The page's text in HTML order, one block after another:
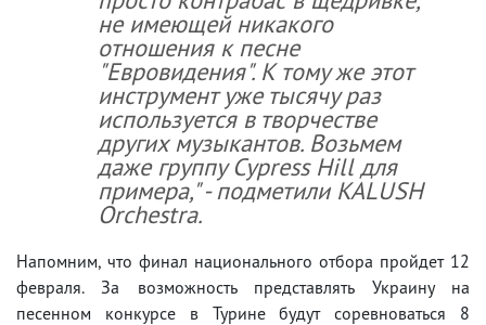
не имеющей никакого
отношения к песне
"Евровидения". К тому же этот
инструмент уже тысячу раз
используется в творчестве
других музыкантов. Возьмем
даже группу Cypress Hill для
примера," - подметили KALUSH
Orchestra.
Напомним, что финал национального отбора пройдет 12
февраля. За возможность представлять Украину на
песенном конкурсе в Турине будут соревноваться 8